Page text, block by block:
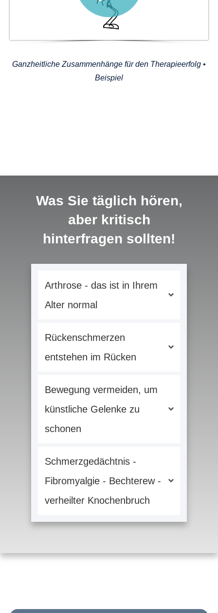
Ganzheitliche Zusammenhänge für den Therapieerfolg •
Beispiel
Was Sie täglich hören,
aber kritisch
hinterfragen sollten!
Arthrose - das ist in Ihrem
Alter normal
Rückenschmerzen
entstehen im Rücken
Bewegung vermeiden, um
künstliche Gelenke zu
schonen
Schmerzgedächtnis -
Fibromyalgie - Bechterew -
verheilter Knochenbruch